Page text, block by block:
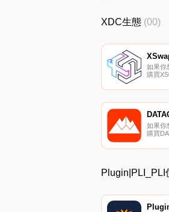
XDC生態 (00)
如果你
購買
密貨幣
如果你
購買
密貨
表.
Plugin|PLI_PLI